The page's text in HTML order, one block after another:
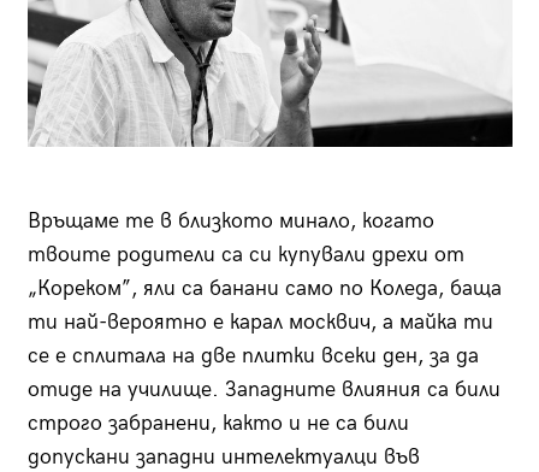
Връщаме те в близкото минало, когато
твоите родители са си купували дрехи от
„Кореком”, яли са банани само по Коледа, баща
ти най-вероятно е карал москвич, а майка ти
се е сплитала на две плитки всеки ден, за да
отиде на училище. Западните влияния са били
строго забранени, както и не са били
допускани западни интелектуалци във